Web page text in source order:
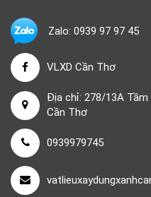
Zalo: 0939 97 97 45
VLXD Cần Thơ
Địa chỉ: 278/13A Tầm
Cần Thơ
0939979745